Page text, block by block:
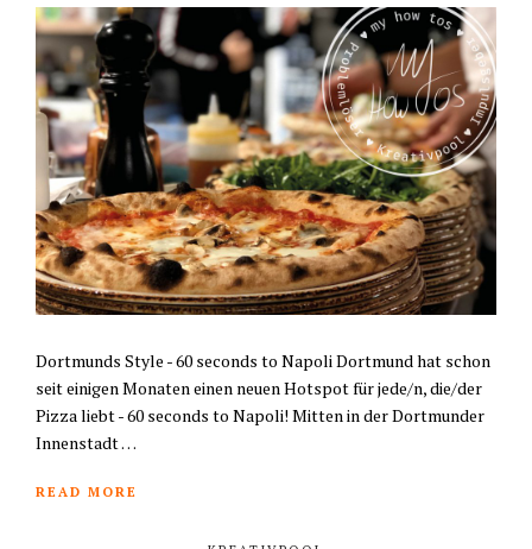
Dortmunds Style - 60 seconds to Napoli Dortmund hat schon
seit einigen Monaten einen neuen Hotspot für jede/n, die/der
Pizza liebt - 60 seconds to Napoli! Mitten in der Dortmunder
Innenstadt …
READ MORE